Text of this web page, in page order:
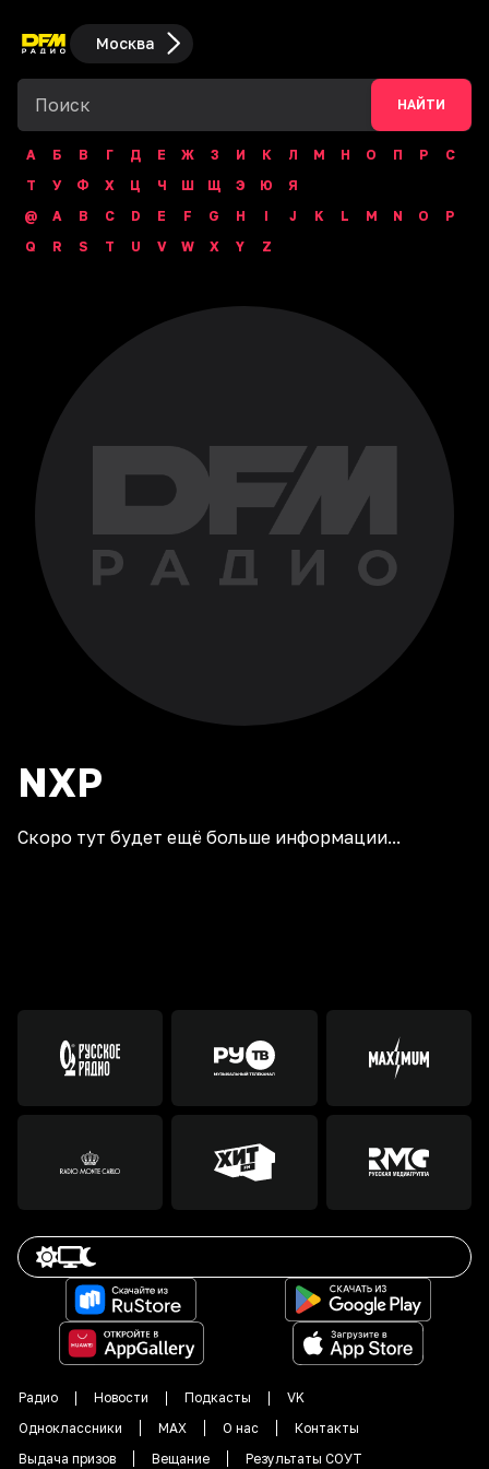
Москва
НАЙТИ
А Б В Г Д Е Ж З И К Л М Н О П Р
С
Т
У Ф Х Ц Ч Ш Щ Э Ю
Я
@
A B C D E F G H I J K L M N O
P
Q
R S T U V W X Y Z
NXP
Скоро тут будет ещё больше информации...
Радио Новости Подкасты
VK
Одноклассники
MAX О нас
Контакты
Выдача призов
Вещание Результаты СОУТ